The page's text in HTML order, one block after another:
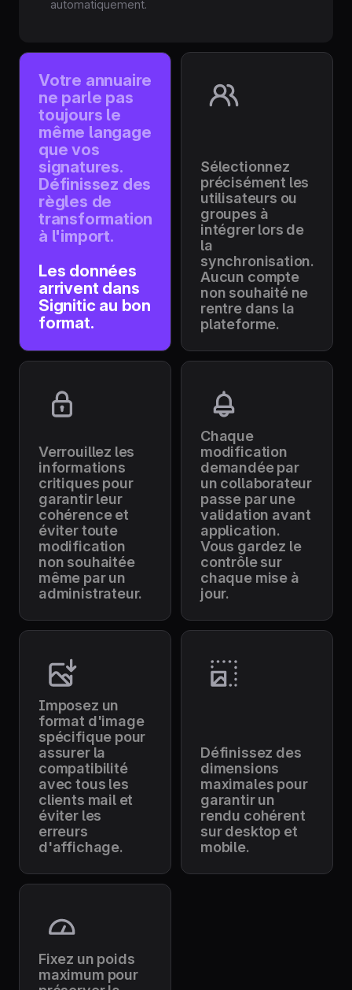
automatiquement.
Votre annuaire
ne parle pas
toujours le
même langage
que vos
signatures.
Définissez des
règles de
transformation
à l'import.
Les données
arrivent dans
Signitic au bon
format.
Sélectionnez
précisément les
utilisateurs ou
groupes à
intégrer lors de
la
synchronisation.
Aucun compte
non souhaité ne
rentre dans la
plateforme.
Verrouillez les
informations
critiques pour
garantir leur
cohérence et
éviter toute
modification
non souhaitée
même par un
administrateur.
Chaque
modification
demandée par
un collaborateur
passe par une
validation avant
application.
Vous gardez le
contrôle sur
chaque mise à
jour.
Imposez un
format d'image
spécifique pour
assurer la
compatibilité
avec tous les
clients mail et
éviter les
erreurs
d'affichage.
Définissez des
dimensions
maximales pour
garantir un
rendu cohérent
sur desktop et
mobile.
Fixez un poids
maximum pour